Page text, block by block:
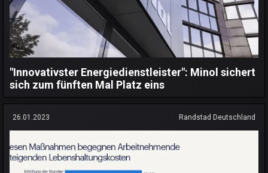
"Innovativster Energiedienstleister": Minol sichert
sich zum fünften Mal Platz eins
26.01.2023 Randstad Deutschland